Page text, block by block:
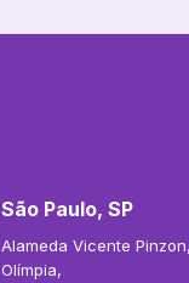
São Paulo, SP
Alameda Vicente
Olímpia,